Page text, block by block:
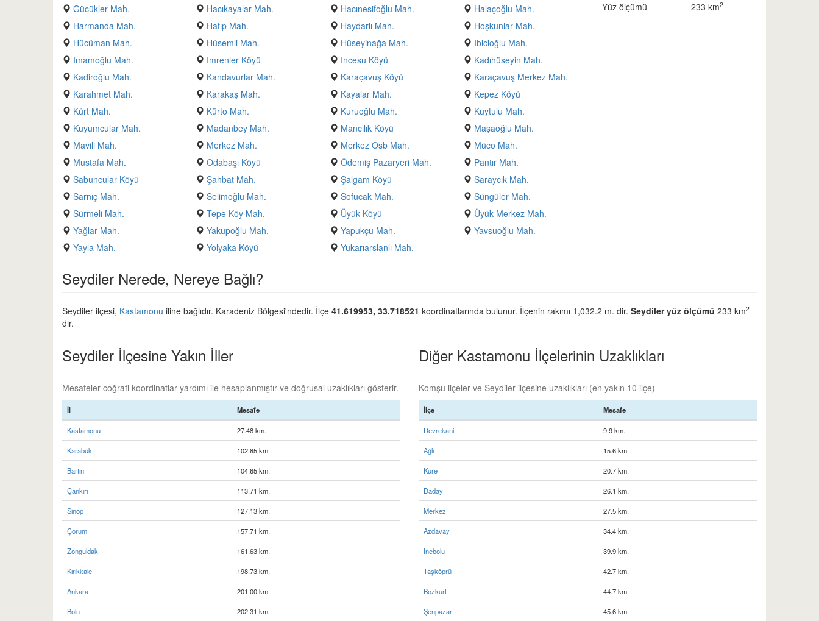
Gücükler Mah.
Hacıkayalar Mah. Hacınesifoğlu Mah.
Halaçoğlu Mah.
Harmanda Mah.
Hatıp Mah. Haydarlı Mah.
Hoşkunlar Mah.
Hücüman Mah.
Hüsemli Mah. Hüseyinağa Mah.
Ibicioğlu Mah.
Imamoğlu Mah.
Imrenler Köyü Incesu Köyü
Kadıhüseyin Mah.
Kadiroğlu Mah.
Kandavurlar Mah. Karaçavuş Köyü
Karaçavuş Merkez Mah.
Karahmet Mah.
Karakaş Mah. Kayalar Mah.
Kepez Köyü
Kürt Mah.
Kürto Mah. Kuruoğlu Mah.
Kuytulu Mah.
Kuyumcular Mah.
Madanbey Mah. Mancılık Köyü
Maşaoğlu Mah.
Mavili Mah.
Merkez Mah. Merkez Osb Mah.
Müco Mah.
Mustafa Mah.
Odabaşı Köyü Ödemiş Pazaryeri Mah.
Pantır Mah.
Sabuncular Köyü
Şahbat Mah. Şalgam Köyü
Saraycık Mah.
Sarnıç Mah.
Selimoğlu Mah. Sofucak Mah.
Süngüler Mah.
Sürmeli Mah.
Tepe Köy Mah. Üyük Köyü
Üyük Merkez Mah.
Yağlar Mah.
Yakupoğlu Mah. Yapukçu Mah.
Yavsuoğlu Mah.
Yayla Mah.
Yolyaka Köyü Yukarıarslanlı Mah.
Yüz ölçümü
233 km2
Seydiler Nerede, Nereye Bağlı?
Seydiler ilçesi, Kastamonu iline bağlıdır. Karadeniz Bölgesi'ndedir. İlçe 41.619953, 33.718521 koordinatlarında bulunur. İlçenin rakımı 1,032.2 m. dir. Seydiler yüz ölçümü 233 km2
dir.
Seydiler İlçesine Yakın İller
Mesafeler coğrafi koordinatlar yardımı ile hesaplanmıştır ve doğrusal uzaklıkları gösterir.
İl Mesafe
Kastamonu 27.48 km.
Karabük 102.85 km.
Bartın 104.65 km.
Çankırı 113.71 km.
Sinop 127.13 km.
Çorum 157.71 km.
Zonguldak 161.63 km.
Kırıkkale 198.73 km.
Ankara 201.00 km.
Bolu 202.31 km.
Diğer Kastamonu İlçelerinin Uzaklıkları
Komşu ilçeler ve Seydiler ilçesine uzaklıkları (en yakın 10 ilçe)
İlçe Mesafe
Devrekani 9.9 km.
Ağlı 15.6 km.
Küre 20.7 km.
Daday 26.1 km.
Merkez 27.5 km.
Azdavay 34.4 km.
Inebolu 39.9 km.
Taşköprü 42.7 km.
Bozkurt 44.7 km.
Şenpazar 45.6 km.